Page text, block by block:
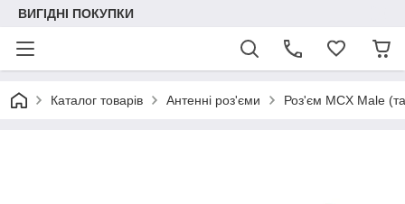
ВИГІДНІ ПОКУПКИ
Каталог товарів Антенні роз'єми Роз'єм MCX Male